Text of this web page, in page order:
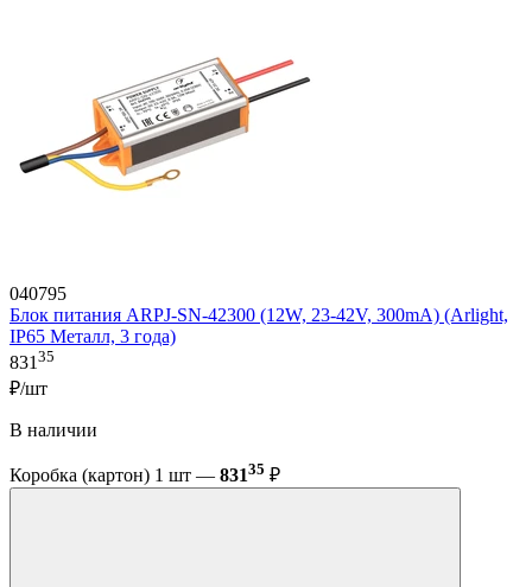
040795
Блок питания ARPJ-SN-42300 (12W, 23-42V, 300mA) (Arlight,
IP65 Металл, 3 года)
83135
₽/шт
В наличии
Коробка (картон) 1 шт — 83135 ₽